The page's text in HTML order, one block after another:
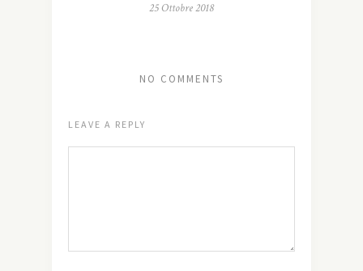
25 Ottobre 2018
NO COMMENTS
LEAVE A REPLY